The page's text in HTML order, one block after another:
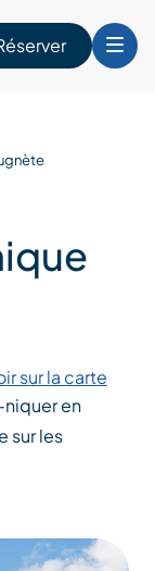
sur la carte
en
sur les